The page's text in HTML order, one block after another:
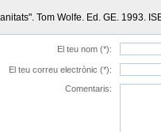
Tom Wolfe. Ed. GE. 1993.
El teu nom (*):
El teu correu electrònic (*):
Comentaris: